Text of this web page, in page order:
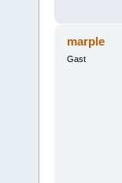
marple
Gast